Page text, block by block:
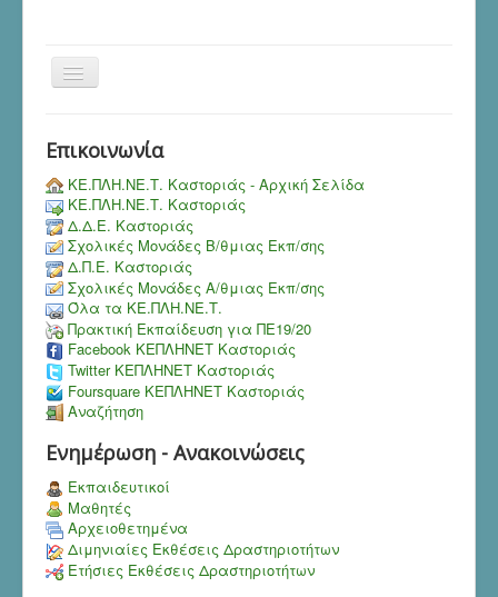
Toggle
Navigation
Επικοινωνία
ΚΕ.ΠΛΗ.ΝΕ.Τ. Καστοριάς - Αρχική Σελίδα
ΚΕ.ΠΛΗ.ΝΕ.Τ. Καστοριάς
Δ.Δ.Ε. Καστοριάς
Σχολικές Μονάδες Β/θμιας Εκπ/σης
Δ.Π.Ε. Καστοριάς
Σχολικές Μονάδες Α/θμιας Εκπ/σης
Όλα τα ΚΕ.ΠΛΗ.ΝΕ.Τ.
Πρακτική Εκπαίδευση για ΠΕ19/20
Facebook ΚΕΠΛΗΝΕΤ Καστοριάς
Twitter ΚΕΠΛΗΝΕΤ Καστοριάς
Foursquare ΚΕΠΛΗΝΕΤ Καστοριάς
Αναζήτηση
Ενημέρωση - Ανακοινώσεις
Εκπαιδευτικοί
Μαθητές
Αρχειοθετημένα
Διμηνιαίες Εκθέσεις Δραστηριοτήτων
Ετήσιες Εκθέσεις Δραστηριοτήτων